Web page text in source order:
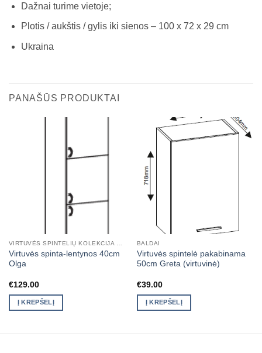
Dažnai turime vietoje;
Plotis / aukštis / gylis iki sienos – 100 x 72 x 29 cm
Ukraina
PANAŠŪS PRODUKTAI
VIRTUVĖS SPINTELIŲ KOLEKCIJA OLGA
Virtuvės spinta-lentynos 40cm
Olga
€129.00
Į KREPŠELĮ
BALDAI
Virtuvės spintelė pakabinama
50cm Greta (virtuvinė)
€39.00
Į KREPŠELĮ